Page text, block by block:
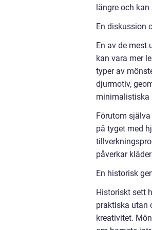
längre och
En diskussion
En av de mest
kan vara mer
typer av
djurmotiv,
minimalistiska
Förutom
på tyget med
påverkar
En historisk
Historiskt sett
praktiska utan
kreativitet.